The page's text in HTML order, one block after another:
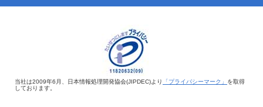
当社は2009年6月、日本情報処理開発協会(JIPDEC)より 「プライバシーマーク」 を取得
しております。